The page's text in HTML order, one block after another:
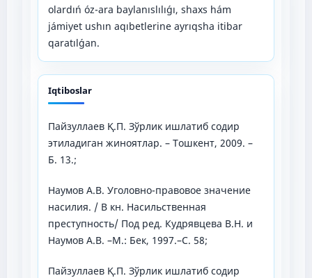
olardıń óz-ara baylanıslılıǵı, shaxs hám
jámiyet ushın aqıbetlerine ayrıqsha itibar
qaratılǵan.
Iqtiboslar
Пайзуллаев Қ.П. Зўрлик ишлатиб содир
этиладиган жиноятлар. – Тошкент, 2009. –
Б. 13.;
Наумов А.В. Уголовно-правовое значение
насилия. / В кн. Насильственная
преступность/ Под ред. Кудрявцева В.Н. и
Наумов А.В. –М.: Бек, 1997.–С. 58;
Пайзуллаев Қ.П. Зўрлик ишлатиб содир